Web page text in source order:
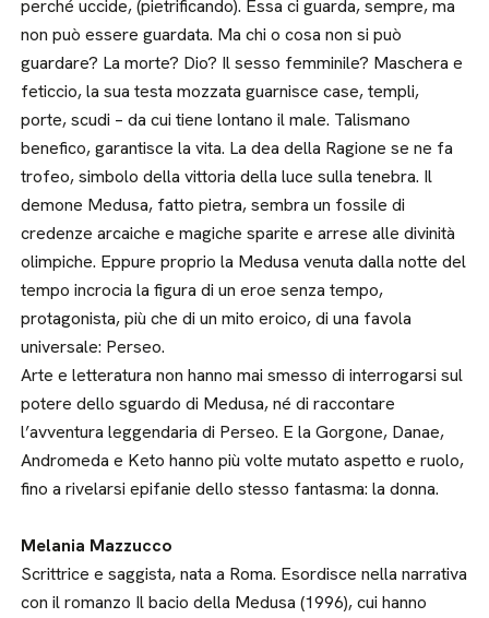
perché uccide, (pietrificando). Essa ci guarda, sempre, ma
non può essere guardata. Ma chi o cosa non si può
guardare? La morte? Dio? Il sesso femminile? Maschera e
feticcio, la sua testa mozzata guarnisce case, templi,
porte, scudi – da cui tiene lontano il male. Talismano
benefico, garantisce la vita. La dea della Ragione se ne fa
trofeo, simbolo della vittoria della luce sulla tenebra. Il
demone Medusa, fatto pietra, sembra un fossile di
credenze arcaiche e magiche sparite e arrese alle divinità
olimpiche. Eppure proprio la Medusa venuta dalla notte del
tempo incrocia la figura di un eroe senza tempo,
protagonista, più che di un mito eroico, di una favola
universale: Perseo.
Arte e letteratura non hanno mai smesso di interrogarsi sul
potere dello sguardo di Medusa, né di raccontare
l’avventura leggendaria di Perseo. E la Gorgone, Danae,
Andromeda e Keto hanno più volte mutato aspetto e ruolo,
fino a rivelarsi epifanie dello stesso fantasma: la donna.
Melania Mazzucco
Scrittrice e saggista, nata a Roma. Esordisce nella narrativa
con il romanzo Il bacio della Medusa (1996), cui hanno